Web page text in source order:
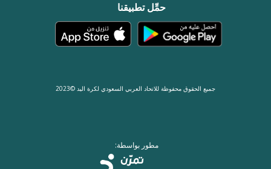
حمِّل تطبيقنا
جميع الحقوق محفوظة للاتحاد العربي السعودي لكرة اليد ©2023
مطور بواسطة: